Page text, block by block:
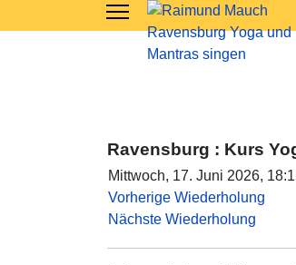
Ravensburg : Kurs
Mittwoch, 17. Juni 2026,
Vorherige Wiederholung
Nächste Wiederholung